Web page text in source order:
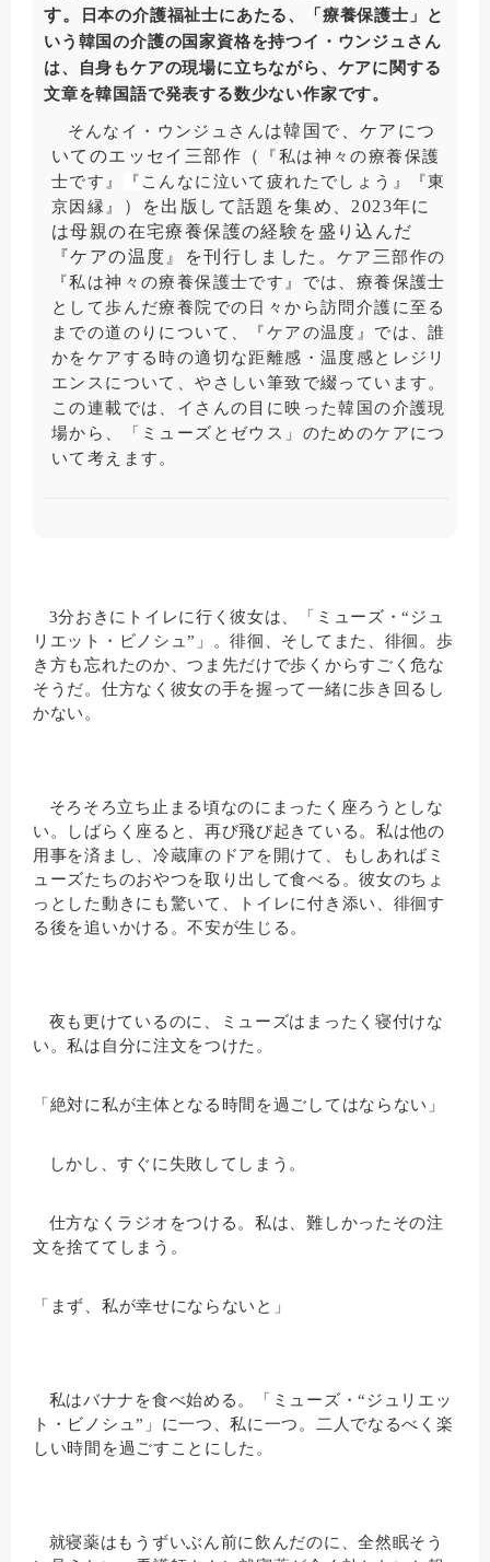
す。
日本の介護福祉士にあたる、「療養保護士」と
いう韓国の介護の国家資格を持つイ・ウンジュさん
は、自身もケアの現場に立ちながら、ケアに関する
文章を韓国語で発表する数少ない作家です。
そんなイ・ウンジュさんは韓国で、ケアにつ
いてのエッセイ三部作（
『私は神々の療養保護
士です』
『 こんなに泣いて 疲れたでしょう 』『東
京因縁』
）を出版して話題を集め、2023年に
は母親の在宅療養保護の経験を盛り込んだ
『ケアの温度』を刊行しました。 ケア三部作の
『私は神々の療養保護士です』では、療養保護士
として歩んだ療養院での日々から訪問介護に至る
までの道のりについて、『ケアの温度』では、誰
かをケアする時の適切な距離感・温度感とレジリ
エンスについて、やさしい筆致で綴っています。
この連載では、イさんの目に映った韓国の介護現
場から、「ミューズとゼウス」のためのケアにつ
いて考えます。
3分おきにトイレに行く彼女は、「ミューズ・“ジュ
リエット・ビノシュ”」。徘徊、そしてまた、徘徊。歩
き方も忘れたのか、つま先だけで歩くからすごく危な
そうだ。仕方なく彼女の手を握って一緒に歩き回るし
かない。
そろそろ立ち止まる頃なのにまったく座ろうとしな
い。しばらく座ると、再び飛び起きている。私は他の
用事を済まし、冷蔵庫のドアを開けて、もしあればミ
ューズたちのおやつを取り出して食べる。彼女のちょ
っとした動きにも驚いて、トイレに付き添い、徘徊す
る後を追いかける。不安が生じる。
夜も更けているのに、ミューズはまったく寝付けな
い。私は自分に注文をつけた。
「絶対に私が主体となる時間を過ごしてはならない」
しかし、すぐに失敗してしまう。
仕方なくラジオをつける。私は、難しかったその注
文を捨ててしまう。
「まず、私が幸せにならないと」
私はバナナを食べ始める。「ミューズ・“ジュリエッ
ト・ビノシュ”」に一つ、私に一つ。二人でなるべく楽
しい時間を過ごすことにした。
就寝薬はもうずいぶん前に飲んだのに、全然眠そう